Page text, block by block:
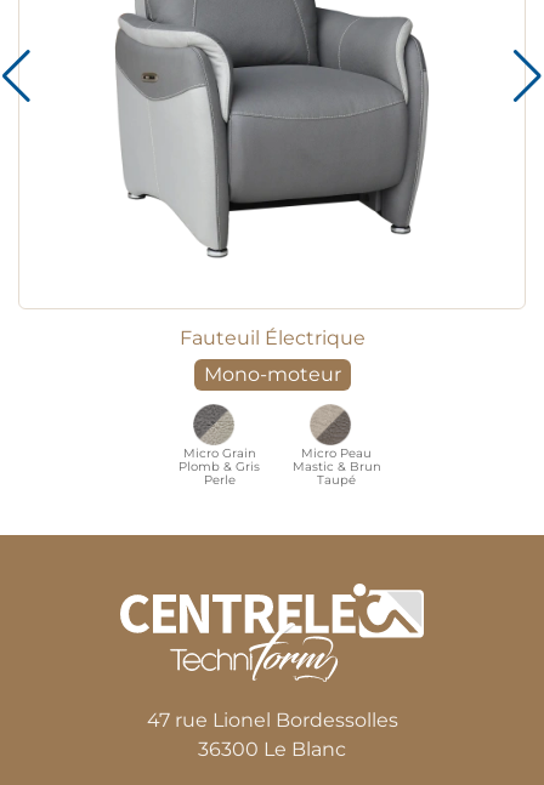
Fauteuil Électrique
Mono-moteur
Micro Grain
Plomb & Gris
Perle
Micro Peau
Mastic & Brun
Taupé
47 rue Lionel Bordessolles
36300 Le Blanc